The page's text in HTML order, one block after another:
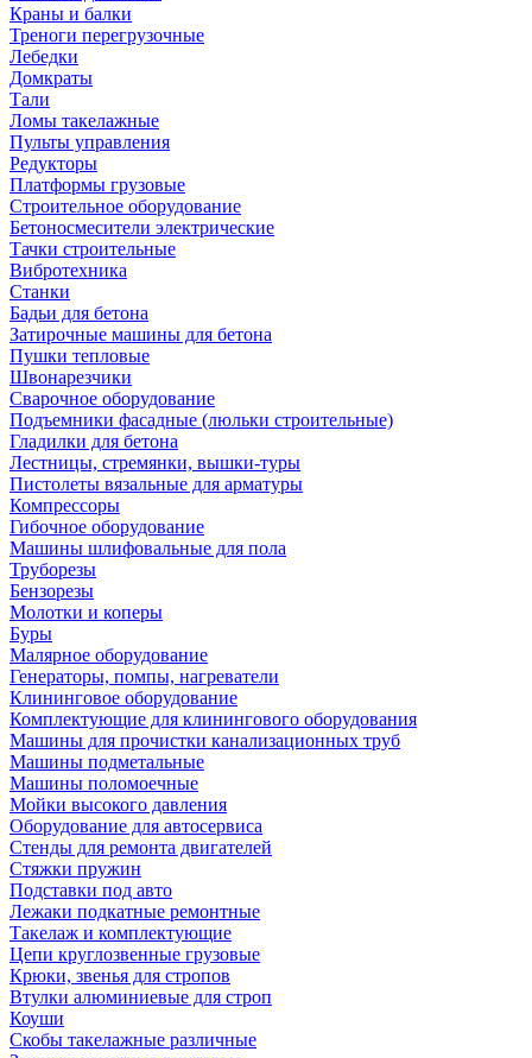
Краны и балки
Треноги перегрузочные
Лебедки
Домкраты
Тали
Ломы такелажные
Пульты управления
Редукторы
Платформы грузовые
Строительное оборудование
Бетоносмесители электрические
Тачки строительные
Вибротехника
Станки
Бадьи для бетона
Затирочные машины для бетона
Пушки тепловые
Швонарезчики
Сварочное оборудование
Подъемники фасадные (люльки строительные)
Гладилки для бетона
Лестницы, стремянки, вышки-туры
Пистолеты вязальные для арматуры
Компрессоры
Гибочное оборудование
Машины шлифовальные для пола
Труборезы
Бензорезы
Молотки и коперы
Буры
Малярное оборудование
Генераторы, помпы, нагреватели
Клининговое оборудование
Комплектующие для клинингового оборудования
Машины для прочистки канализационных труб
Машины подметальные
Машины поломоечные
Мойки высокого давления
Оборудование для автосервиса
Стенды для ремонта двигателей
Стяжки пружин
Подставки под авто
Лежаки подкатные ремонтные
Такелаж и комплектующие
Цепи круглозвенные грузовые
Крюки, звенья для стропов
Втулки алюминиевые для строп
Коуши
Скобы такелажные различные